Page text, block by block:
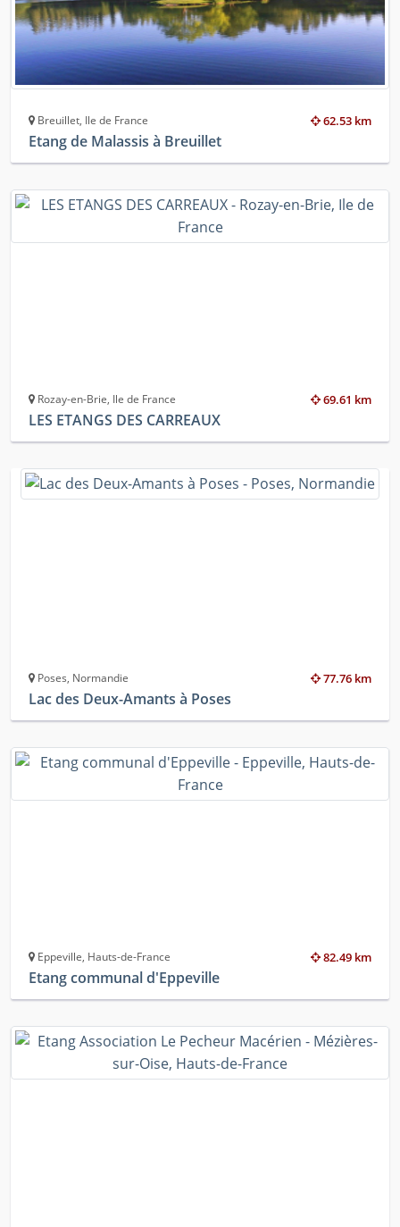
62.53 km
Breuillet, Ile de France
Etang de Malassis à Breuillet
69.61 km
Rozay-en-Brie, Ile de France
LES ETANGS DES CARREAUX
77.76 km
Poses, Normandie
Lac des Deux-Amants à Poses
82.49 km
Eppeville, Hauts-de-France
Etang communal d'Eppeville